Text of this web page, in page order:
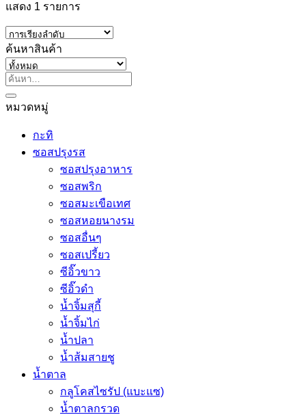
แสดง 1 รายการ
ค้นหาสินค้า
ค้นหา:
หมวดหมู่
กะทิ
ซอสปรุงรส
ซอสปรุงอาหาร
ซอสพริก
ซอสมะเขือเทศ
ซอสหอยนางรม
ซอสอื่นๆ
ซอสเปรี้ยว
ซีอิ๊วขาว
ซีอิ๊วดำ
น้ำจิ้มสุกี้
น้ำจิ้มไก่
น้ำปลา
น้ำส้มสายชู
น้ำตาล
กลูโคสไซรัป (แบะแซ)
น้ำตาลกรวด